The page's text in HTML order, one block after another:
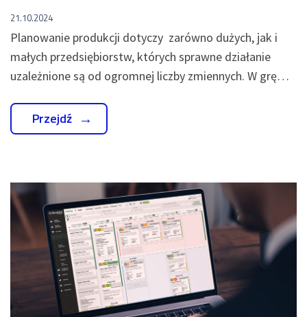
21.10.2024
Planowanie produkcji dotyczy zarówno dużych, jak i
małych przedsiębiorstw, których sprawne działanie
uzależnione są od ogromnej liczby zmiennych. W grę…
Przejdź